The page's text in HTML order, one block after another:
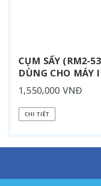
CỤM SẤY (RM2-
DÙNG CHO MÁY
1,550,000 VNĐ
CHI TIẾT